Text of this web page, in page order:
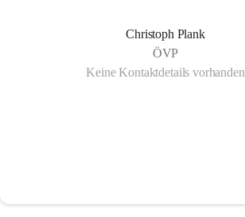
Christoph Plank
ÖVP
Keine Kontaktdetails vorhanden